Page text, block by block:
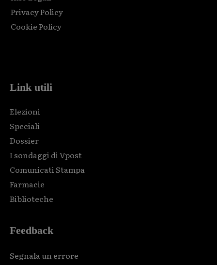
Privacy Policy
Cookie Policy
Link utili
Elezioni
Speciali
Dossier
I sondaggi di Vpost
Comunicati Stampa
Farmacie
Biblioteche
Feedback
Segnala un errore